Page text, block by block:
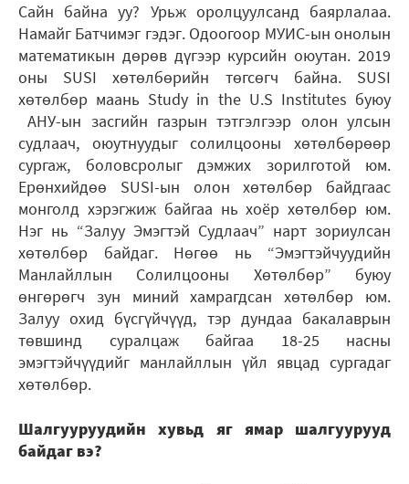
Сайн байна уу? Урьж оролцуулсанд баярлалаа.
Намайг Батчимэг гэдэг. Одоогоор МУИС-ын онолын
математикын дөрөв дүгээр курсийн оюутан. 2019
оны SUSI хөтөлбөрийн төгсөгч байна. SUSI
хөтөлбөр маань Study in the U.S Institutes буюу
АНУ-ын засгийн газрын тэтгэлгээр олон улсын
судлаач, оюутнуудыг солилцооны хөтөлбөрөөр
сургаж, боловсролыг дэмжих зорилготой юм.
Ерөнхийдөө SUSI-ын олон хөтөлбөр байдгаас
монголд хэрэгжиж байгаа нь хоёр хөтөлбөр юм.
Нэг нь “Залуу Эмэгтэй Судлаач” нарт зориулсан
хөтөлбөр байдаг. Нөгөө нь “Эмэгтэйчуудийн
Манлайллын Солилцооны Хөтөлбөр” буюу
өнгөрөгч зун миний хамрагдсан хөтөлбөр юм.
Залуу охид бүсгүйчүүд, тэр дундаа бакалаврын
төвшинд суралцаж байгаа 18-25 насны
эмэгтэйчүүдийг манлайллын үйл явцад сургадаг
хөтөлбөр.
Шалгууруудийн хувьд яг ямар шалгуурууд
байдаг вэ?